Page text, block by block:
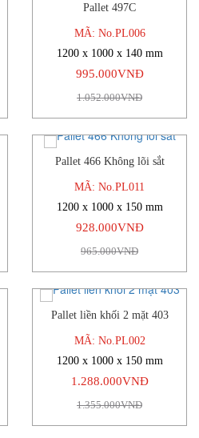
Pallet 497C
MÃ: No.PL006
1200 x 1000 x 140 mm
995.000VNĐ
1.052.000VNĐ
-4%
Pallet 466 Không lõi sắt
MÃ: No.PL011
1200 x 1000 x 150 mm
928.000VNĐ
965.000VNĐ
-5%
Pallet liền khối 2 mặt 403
MÃ: No.PL002
1200 x 1000 x 150 mm
1.288.000VNĐ
1.355.000VNĐ